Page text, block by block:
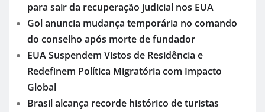
para sair da recuperação judicial nos EUA
Gol anuncia mudança temporária no comando
do conselho após morte de fundador
EUA Suspendem Vistos de Residência e
Redefinem Política Migratória com Impacto
Global
Brasil alcança recorde histórico de turistas